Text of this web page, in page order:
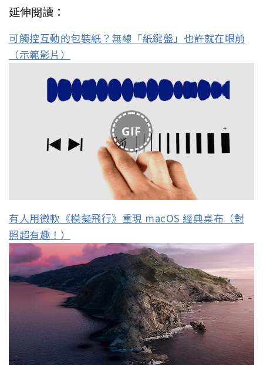
延伸閱讀：
可觸控互動的包裝紙？無線「紙鍵盤」也許就在眼前
（示範影片）
GIF
有人用微軟《模擬飛行》重現 macOS 經典桌布（對
照超有趣！）